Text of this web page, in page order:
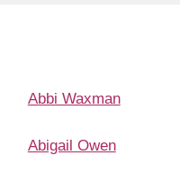
Abbi Waxman
Abigail Owen